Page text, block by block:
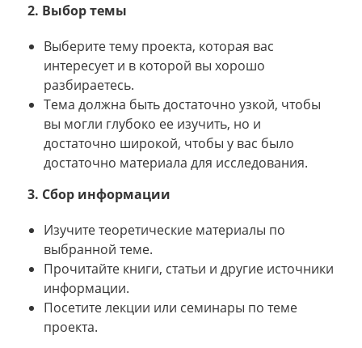
2. Выбор темы
Выберите тему проекта, которая вас
интересует и в которой вы хорошо
разбираетесь.
Тема должна быть достаточно узкой, чтобы
вы могли глубоко ее изучить, но и
достаточно широкой, чтобы у вас было
достаточно материала для исследования.
3. Сбор информации
Изучите теоретические материалы по
выбранной теме.
Прочитайте книги, статьи и другие источники
информации.
Посетите лекции или семинары по теме
проекта.